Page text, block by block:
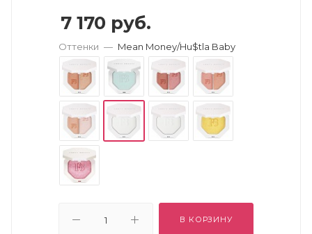
7 170 руб.
Оттенки — Mean Money/Hu$tla Baby
В КОРЗИНУ